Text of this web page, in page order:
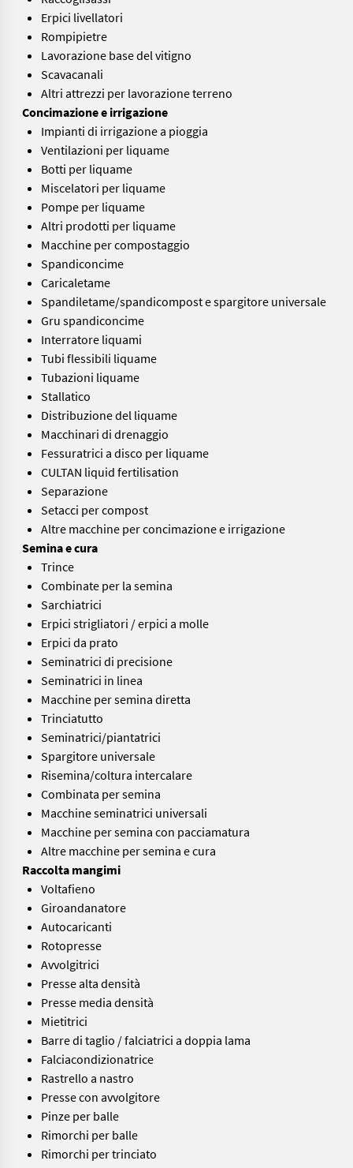
Erpici livellatori
Rompipietre
Lavorazione base del vitigno
Scavacanali
Altri attrezzi per lavorazione terreno
Concimazione e irrigazione
Impianti di irrigazione a pioggia
Ventilazioni per liquame
Botti per liquame
Miscelatori per liquame
Pompe per liquame
Altri prodotti per liquame
Macchine per compostaggio
Spandiconcime
Caricaletame
Spandiletame/spandicompost e spargitore universale
Gru spandiconcime
Interratore liquami
Tubi flessibili liquame
Tubazioni liquame
Stallatico
Distribuzione del liquame
Macchinari di drenaggio
Fessuratrici a disco per liquame
CULTAN liquid fertilisation
Separazione
Setacci per compost
Altre macchine per concimazione e irrigazione
Semina e cura
Trince
Combinate per la semina
Sarchiatrici
Erpici strigliatori / erpici a molle
Erpici da prato
Seminatrici di precisione
Seminatrici in linea
Macchine per semina diretta
Trinciatutto
Seminatrici/piantatrici
Spargitore universale
Risemina/coltura intercalare
Combinata per semina
Macchine seminatrici universali
Macchine per semina con pacciamatura
Altre macchine per semina e cura
Raccolta mangimi
Voltafieno
Giroandanatore
Autocaricanti
Rotopresse
Avvolgitrici
Presse alta densità
Presse media densità
Mietitrici
Barre di taglio / falciatrici a doppia lama
Falciacondizionatrice
Rastrello a nastro
Presse con avvolgitore
Pinze per balle
Rimorchi per balle
Rimorchi per trinciato